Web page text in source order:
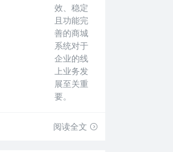
效、稳定
且功能完
善的商城
系统对于
企业的线
上业务发
展至关重
要。
阅读全文